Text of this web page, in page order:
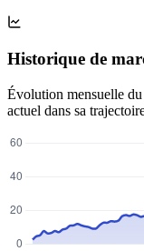
Historique de
Évolution mensuelle
actuel dans sa